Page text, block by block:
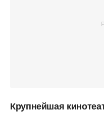
Крупнейшая